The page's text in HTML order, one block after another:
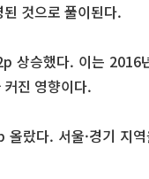
것으로 풀이된다.
상승했다. 이는
진 영향이다.
랐다. 서울·경기 지